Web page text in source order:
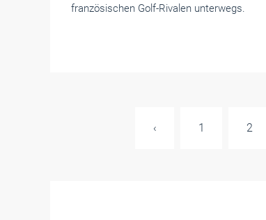
französischen Golf-Rivalen unterwegs.
‹ 1 2